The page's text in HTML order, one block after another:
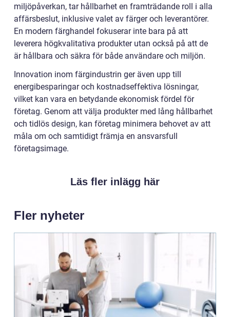
miljöpåverkan, tar hållbarhet en framträdande roll i alla
affärsbeslut, inklusive valet av färger och leverantörer.
En modern färghandel fokuserar inte bara på att
leverera högkvalitativa produkter utan också på att de
är hållbara och säkra för både användare och miljön.
Innovation inom färgindustrin ger även upp till
energibesparingar och kostnadseffektiva lösningar,
vilket kan vara en betydande ekonomisk fördel för
företag. Genom att välja produkter med lång hållbarhet
och tidlös design, kan företag minimera behovet av att
måla om och samtidigt främja en ansvarsfull
företagsimage.
Läs fler inlägg här
Fler nyheter